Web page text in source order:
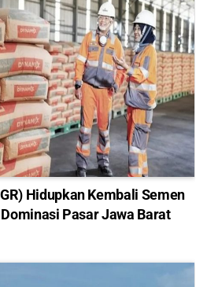
Hidupkan Kembali Semen
Pasar Jawa Barat